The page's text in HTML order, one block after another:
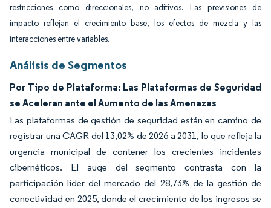
restricciones como direccionales, no aditivos. Las previsiones de
impacto reflejan el crecimiento base, los efectos de mezcla y las
interacciones entre variables.
Análisis de Segmentos
Por Tipo de Plataforma: Las Plataformas de Seguridad
se Aceleran ante el Aumento de las Amenazas
Las plataformas de gestión de seguridad están en camino de
registrar una CAGR del 13,02% de 2026 a 2031, lo que refleja la
urgencia municipal de contener los crecientes incidentes
cibernéticos. El auge del segmento contrasta con la
participación líder del mercado del 28,73% de la gestión de
conectividad en 2025, donde el crecimiento de los ingresos se